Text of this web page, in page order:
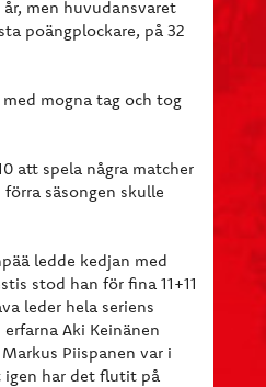
men huvudansvaret
poängplockare, på 32
mogna tag och tog
att spela några matcher
säsongen skulle
ledde kedjan med
stod han för fina 11+11
leder hela seriens
Aki Keinänen
Piispanen var i
igen har det flutit på